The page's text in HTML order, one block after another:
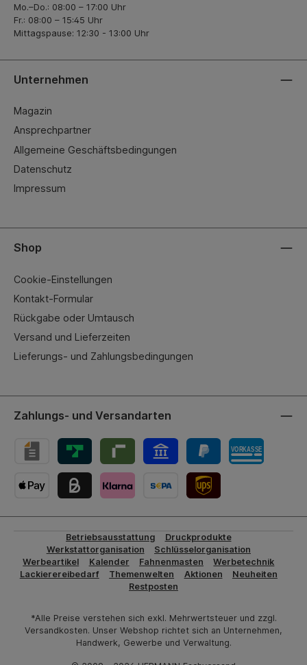
Mo.–Do.: 08:00 – 17:00 Uhr
Fr.: 08:00 – 15:45 Uhr
Mittagspause: 12:30 - 13:00 Uhr
Unternehmen
Magazin
Ansprechpartner
Allgemeine Geschäftsbedingungen
Datenschutz
Impressum
Shop
Cookie-Einstellungen
Kontakt-Formular
Rückgabe oder Umtausch
Versand und Lieferzeiten
Lieferungs- und Zahlungsbedingungen
Zahlungs- und Versandarten
Betriebsausstattung
Druckprodukte
Werkstattorganisation
Schlüsselorganisation
Werbeartikel
Kalender Fahnenmasten
Werbetechnik
Lackierereibedarf
Themenwelten Aktionen
Neuheiten
Restposten
*Alle Preise verstehen sich exkl. Mehrwertsteuer und zzgl.
Versandkosten. Unser Webshop richtet sich an Unternehmen,
Handwerk, Gewerbe und Verwaltung.